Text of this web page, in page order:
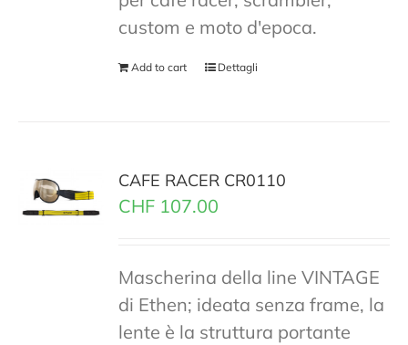
custom e moto d'epoca.
Add to cart Dettagli
CAFE RACER CR0110
CHF 107.00
Mascherina della line VINTAGE
di Ethen; ideata senza frame, la
lente è la struttura portante